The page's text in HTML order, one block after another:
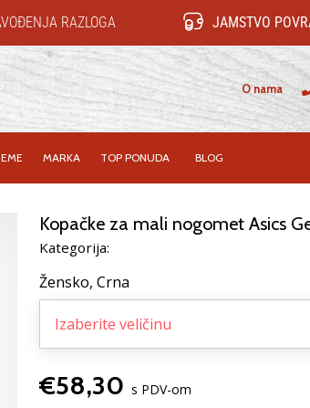
RAZLOGA JAMSTVO
O nama
MARKA TOP PONUDA BLOG
Kopačke za mali nogomet Asics
Kategorija:
Žensko, Crna
Izaberite veličinu
€58,30 s PDV-om